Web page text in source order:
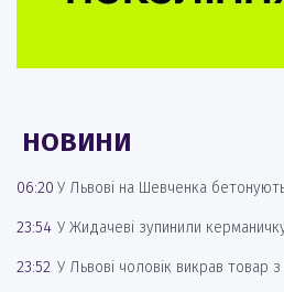
НОВИНИ
06:20 У Львові на Шевченка
23:54 У Жидачеві зупинили
23:52 У Львові чоловік викрав товар